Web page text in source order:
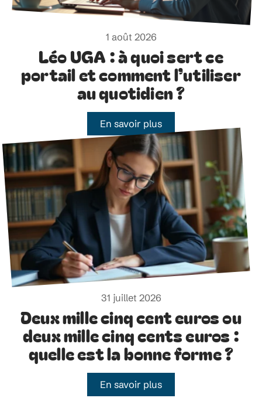
1 août 2026
Léo UGA : à quoi sert ce
portail et comment l’utiliser
au quotidien ?
En savoir plus
31 juillet 2026
Deux mille cinq cent euros ou
deux mille cinq cents euros :
quelle est la bonne forme ?
En savoir plus